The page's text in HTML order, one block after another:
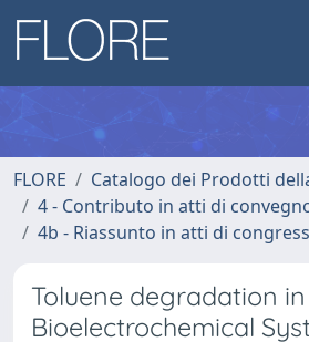
FLORE
Catalogo dei Prodotti
4 - Contributo in atti di
4b - Riassunto in atti di
Toluene degradation in
Bioelectrochemical